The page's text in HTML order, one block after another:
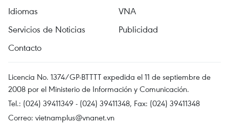
Idiomas
VNA
Servicios de Noticias
Publicidad
Contacto
Licencia No. 1374/GP-BTTTT expedida el 11 de septiembre de
2008 por el Ministerio de Información y Comunicación.
Tel.: (024) 39411349 - (024) 39411348, Fax: (024) 39411348
Correo: vietnamplus@vnanet.vn